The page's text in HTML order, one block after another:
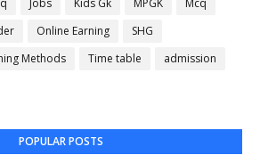
Jobs Kids Gk MPGK
Mcq
Online Earning
SHG
Methods Time table
admission
POPULAR POSTS